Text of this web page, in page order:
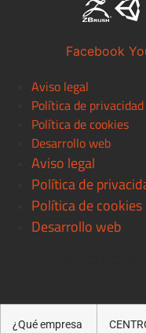
Facebook
Aviso legal
Política de privacidad
Política de cookies
Desarrollo web
Aviso legal
Política de
Política de cookies
Desarrollo web
¿Qué empresa